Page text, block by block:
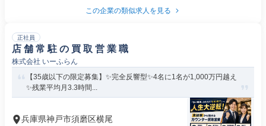
この企業の類似求人を見る
正社員
店 舗 常 駐 の 買 取 営 業 職
株式会社 いーふらん
【35歳以下の限定募集】✨完全反響型✨4名に1名が1,000万円越え
✨残業平均月3.3時間...
兵庫県神戸市須磨区横尾